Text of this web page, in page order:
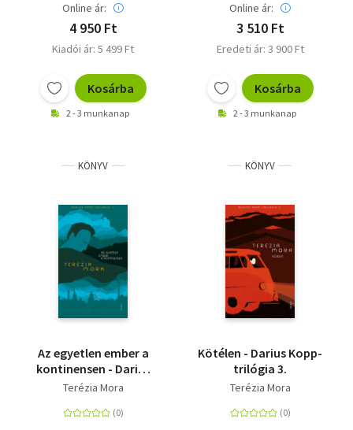
Online ár:
4 950 Ft
Kiadói ár: 5 499 Ft
Kosárba
2 - 3 munkanap
Online ár:
3 510 Ft
Eredeti ár: 3 900 Ft
Kosárba
2 - 3 munkanap
KÖNYV
Az egyetlen ember a
kontinensen - Darius
Kopp-trilógia 1.
Terézia Mora
KÖNYV
Kötélen - Darius Kopp-
trilógia 3.
Terézia Mora